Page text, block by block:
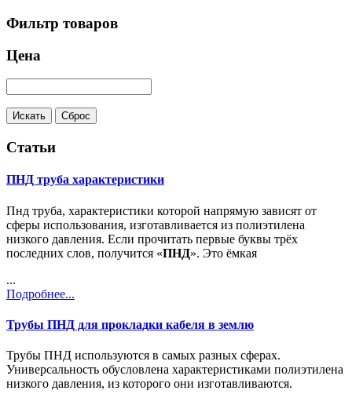
Фильтр товаров
Цена
Статьи
ПНД труба характеристики
Пнд труба, характеристики которой напрямую зависят от
сферы использования, изготавливается из полиэтилена
низкого давления. Если прочитать первые буквы трёх
последних слов, получится «ПНД». Это ёмкая
...
Подробнее...
Трубы ПНД для прокладки кабеля в землю
Трубы ПНД используются в самых разных сферах.
Универсальность обусловлена характеристиками полиэтилена
низкого давления, из которого они изготавливаются.